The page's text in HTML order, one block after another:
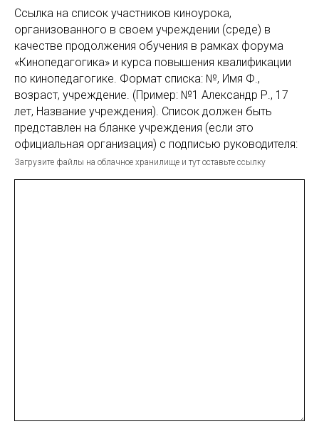
Ссылка на список участников киноурока,
организованного в своем учреждении (среде) в
качестве продолжения обучения в рамках форума
«Кинопедагогика» и курса повышения квалификации
по кинопедагогике. Формат списка: №, Имя Ф.,
возраст, учреждение. (Пример: №1 Александр Р., 17
лет, Название учреждения). Список должен быть
представлен на бланке учреждения (если это
официальная организация) с подписью руководителя:
Загрузите файлы на облачное хранилище и тут оставьте ссылку